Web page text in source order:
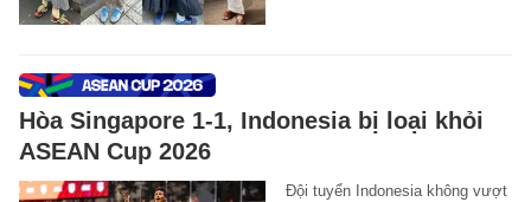
Hòa Singapore 1-1, Indonesia bị loại khỏi
ASEAN Cup 2026
Đội tuyển Indonesia không vượt